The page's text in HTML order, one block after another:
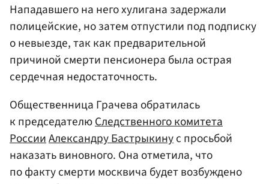
Нападавшего на него хулигана задержали
полицейские, но затем отпустили под подписку
о невыезде, так как предварительной
причиной смерти пенсионера была острая
сердечная недостаточность.
Общественница Грачева обратилась
к председателюСледственного комитета
РоссииАлександру Бастрыкинус просьбой
наказать виновного. Она отметила, что
по факту смерти москвича будет возбуждено